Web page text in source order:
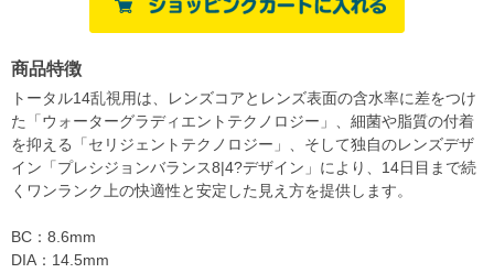
商品特徴
トータル14乱視用は、レンズコアとレンズ表面の含水率に差をつけ
た「ウォーターグラディエントテクノロジー」、細菌や脂質の付着
を抑える「セリジェントテクノロジー」、そして独自のレンズデザ
イン「プレシジョンバランス8|4?デザイン」により、14日目まで続
くワンランク上の快適性と安定した見え方を提供します。
BC：8.6mm
DIA：14.5mm